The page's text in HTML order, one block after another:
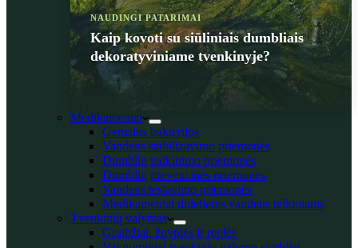
NAUDINGI PATARIMAI
Kaip kovoti su siūliniais dumbliais
dekoratyviniame tvenkinyje?
Medikamentai
Gerosios bakterijos
Vandens stabilizavimo priemonės
Dumblių naikinimo priemonės
Dumblių prevencinės priemonės
Vandens testavimo priemonės
Medikamentai dideliems vandens telkiniams
Tvenkinių valymas
Graibžtai, žnyplės ir replės